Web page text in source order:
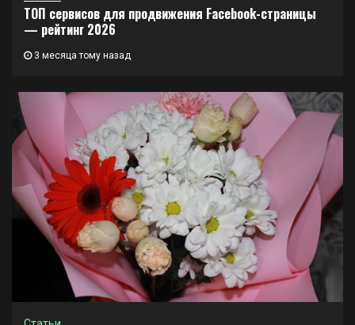
ТОП сервисов для продвижения Facebook-страницы
— рейтинг 2026
3 месяца тому назад